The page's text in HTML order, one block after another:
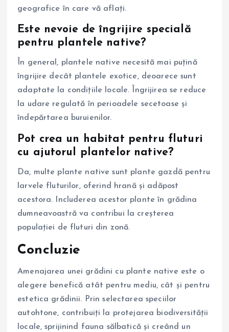
geografice în care vă aflați.
Este nevoie de îngrijire specială
pentru plantele native?
În general, plantele native necesită mai puțină
îngrijire decât plantele exotice, deoarece sunt
adaptate la condițiile locale. Îngrijirea se reduce
la udare regulată în perioadele secetoase și
îndepărtarea buruienilor.
Pot crea un habitat pentru fluturi
cu ajutorul plantelor native?
Da, multe plante native sunt plante gazdă pentru
larvele fluturilor, oferind hrană și adăpost
acestora. Includerea acestor plante în grădina
dumneavoastră va contribui la creșterea
populației de fluturi din zonă.
Concluzie
Amenajarea unei grădini cu plante native este o
alegere benefică atât pentru mediu, cât și pentru
estetica grădinii. Prin selectarea speciilor
autohtone, contribuiți la protejarea biodiversității
locale, sprijinind fauna sălbatică și creând un